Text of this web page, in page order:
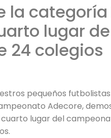
la
lugar
24 colegios
pequeños
Adecore,
lugar del